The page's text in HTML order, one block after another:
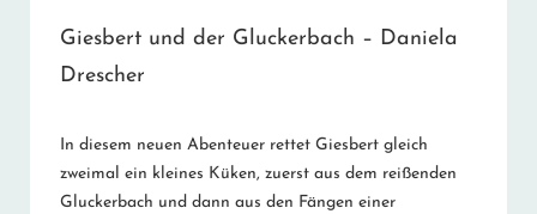
Giesbert und der Gluckerbach – Daniela
Drescher
In diesem neuen Abenteuer rettet Giesbert gleich
zweimal ein kleines Küken, zuerst aus dem reißenden
Gluckerbach und dann aus den Fängen einer